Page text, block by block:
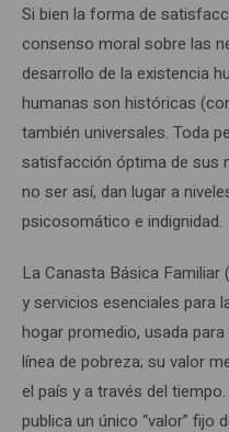
Si bien la forma de
consenso moral sobre las
desarrollo de la existencia
humanas son históricas
también universales. Toda
satisfacción óptima de sus
no ser así, dan lugar a
psicosomático e indignidad.
La Canasta Básica Familiar
y servicios esenciales para
hogar promedio, usada
línea de pobreza; su valor
el país y a través del
publica un único “valor” fijo